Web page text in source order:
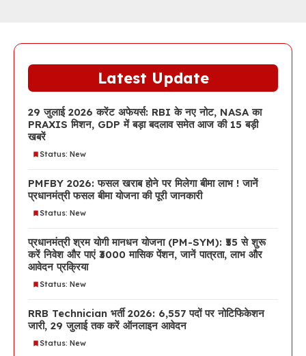
Latest Update
29 जुलाई 2026 करेंट अफेयर्स: RBI के नए नोट, NASA का
PRAXIS मिशन, GDP में बड़ा बदलाव समेत आज की 15 बड़ी
खबरें
Status: New
PMFBY 2026: फसल खराब होने पर मिलेगा बीमा लाभ ! जानें
प्रधानमंत्री फसल बीमा योजना की पूरी जानकारी
Status: New
प्रधानमंत्री श्रम योगी मानधन योजना (PM-SYM): ₹55 से शुरू
करें निवेश और पाएं ₹3000 मासिक पेंशन, जानें पात्रता, लाभ और
आवेदन प्रक्रिया
Status: New
RRB Technician भर्ती 2026: 6,557 पदों पर नोटिफिकेशन
जारी, 29 जुलाई तक करें ऑनलाइन आवेदन
Status: New